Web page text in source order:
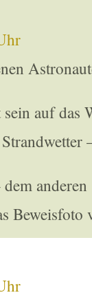
auf das
Beweisfoto